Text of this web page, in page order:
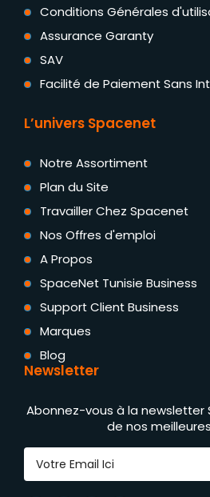
Conditions Générales
Assurance Garanty
SAV
Facilité de Paiement Sans
L’univers Spacenet
Notre Assortiment
Plan du Site
Travailler Chez Spacenet
Nos Offres d'emploi
A Propos
SpaceNet Tunisie Business
Support Client Business
Marques
Blog
Newsletter
Abonnez-vous à la
de nos